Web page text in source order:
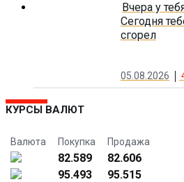
Вчера у
Сегодня
сгорел
05.08.2026
КУРСЫ ВАЛЮТ
Валюта Покупка Продажа
82.589
82.606
95.493
95.515